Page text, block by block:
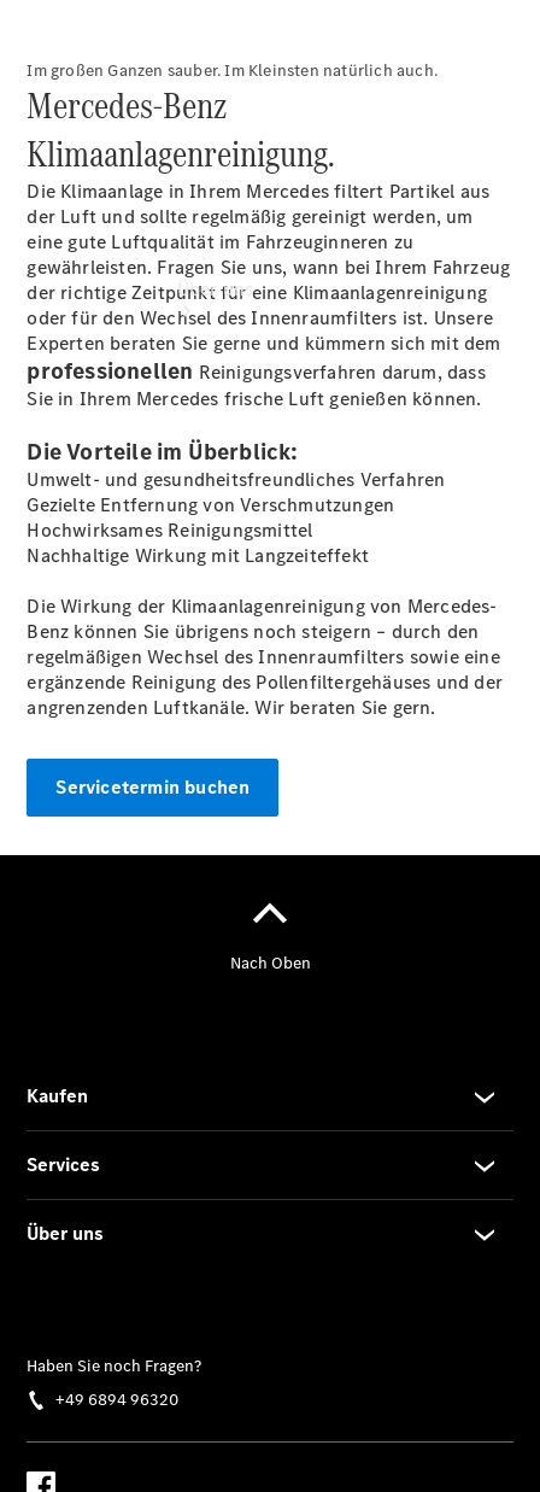
Über uns
Übersicht
Kontakt
Ansprechpartner
Kontaktformular
News
Aktuelles
Garage
Unternehmensinformationen
Ausbildung
Im großen Ganzen sauber. Im Kleinsten natürlich auch.
Mercedes‑Benz
Klimaanlagenreinigung.
Die Klimaanlage in Ihrem Mercedes filtert Partikel aus
der Luft und sollte regelmäßig gereinigt werden, um
eine gute Luftqualität im Fahrzeuginneren zu
gewährleisten. Fragen Sie uns, wann bei Ihrem Fahrzeug
der richtige Zeitpunkt für eine Klimaanlagenreinigung
oder für den Wechsel des Innenraumfilters ist. Unsere
Experten beraten Sie gerne und kümmern sich mit dem
professionellen Reinigungsverfahren darum, dass
Sie in Ihrem Mercedes frische Luft genießen können.
Die Vorteile im Überblick:
Umwelt- und gesundheitsfreundliches Verfahren
Gezielte Entfernung von Verschmutzungen
Hochwirksames Reinigungsmittel
Nachhaltige Wirkung mit Langzeiteffekt
Die Wirkung der Klimaanlagenreinigung von Mercedes-
Benz können Sie übrigens noch steigern – durch den
regelmäßigen Wechsel des Innenraumfilters sowie eine
ergänzende Reinigung des Pollenfiltergehäuses und der
angrenzenden Luftkanäle. Wir beraten Sie gern.
Servicetermin buchen